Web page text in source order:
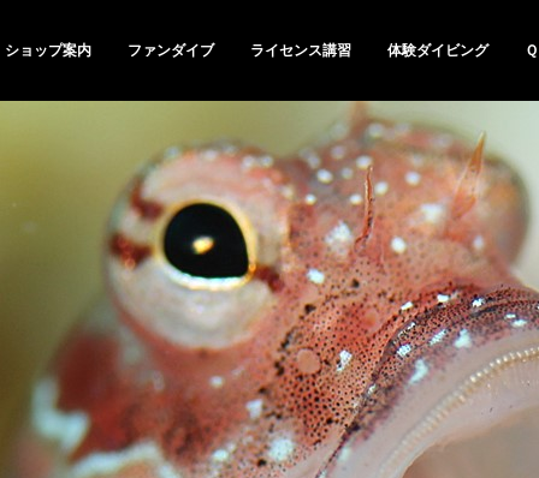
ショップ案内 ファンダイブ ライセンス講習 体験ダイビング